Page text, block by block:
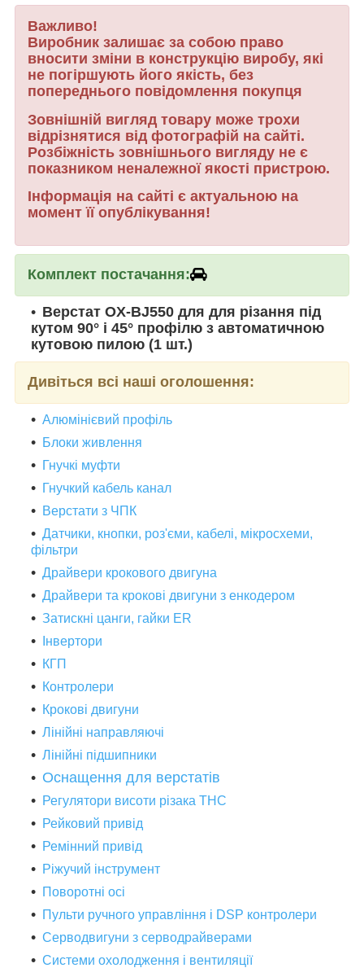
Важливо!
Виробник залишає за собою право
вносити зміни в конструкцію виробу, які
не погіршують його якість, без
попереднього повідомлення покупця
Зовнішній вигляд товару може трохи
відрізнятися від фотографій на сайті.
Розбіжність зовнішнього вигляду не є
показником неналежної якості пристрою.
Інформація на сайті є актуальною на
момент її опублікування!
Комплект постачання:
Верстат OX-BJ550 для для різання під
кутом 90° і 45° профілю з автоматичною
кутовою пилою (1 шт.)
Дивіться всі наші оголошення:
Алюмінієвий профіль
Блоки живлення
Гнучкі муфти
Гнучкий кабель канал
Верстати з ЧПК
Датчики, кнопки, роз'єми, кабелі, мікросхеми,
фільтри
Драйвери крокового двигуна
Драйвери та крокові двигуни з енкодером
Затискні цанги, гайки ER
Інвертори
КГП
Контролери
Крокові двигуни
Лінійні направляючі
Лінійні підшипники
Оснащення для верстатів
Регулятори висоти різака THC
Рейковий привід
Ремінний привід
Ріжучий інструмент
Поворотні осі
Пульти ручного управління і DSP контролери
Серводвигуни з серводрайверами
Системи охолодження і вентиляції